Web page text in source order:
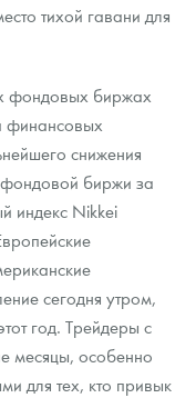
данных
тихой гавани для
фондовых биржах
финансовых
снижения
биржи за
индекс Nikkei
сегодня утром,
год. Трейдеры с
месяцы, особенно
для тех, кто привык